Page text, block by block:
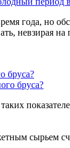
года, но
невзирая
бруса?
сырьем